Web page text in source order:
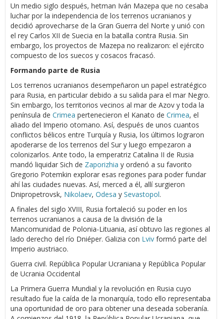
Un medio siglo después, hetman Iván Mazepa que no cesaba
luchar por la independencia de los terrenos ucranianos y
decidió aprovecharse de la Gran Guerra del Norte y unió con
el rey Carlos XII de Suecia en la batalla contra Rusia. Sin
embargo, los proyectos de Mazepa no realizaron: el ejército
compuesto de los suecos y cosacos fracasó.
Formando parte de Rusia
Los terrenos ucranianos desempeñaron un papel estratégico
para Rusia, en particular debido a su salida para el mar Negro.
Sin embargo, los territorios vecinos al mar de Azov y toda la
península de Crimea pertenecieron el Kanato de Crimea, el
aliado del Imperio otomano. Así, después de unos cuantos
conflictos bélicos entre Turquía y Rusia, los últimos lograron
apoderarse de los terrenos del Sur y luego empezaron a
colonizarlos. Ante todo, la emperatriz Catalina II de Rusia
mandó liquidar Sich de Zaporizhia y ordenó a su favorito
Gregorio Potemkin explorar esas regiones para poder fundar
ahí las ciudades nuevas. Así, merced a él, allí surgieron
Dnipropetrovsk, Nikolaev, Odesa y Sevastopol.
A finales del siglo XVIII, Rusia fortaleció su poder en los
terrenos ucranianos a causa de la división de la
Mancomunidad de Polonia-Lituania, así obtuvo las regiones al
lado derecho del río Dniéper. Galizia con Lviv formó parte del
Imperio austriaco.
Guerra civil. República Popular Ucraniana y República Popular
de Ucrania Occidental
La Primera Guerra Mundial y la revolución en Rusia cuyo
resultado fue la caída de la monarquía, todo ello representaba
una oportunidad de oro para obtener una deseada soberanía.